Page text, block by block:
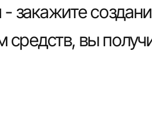
закажите
вы